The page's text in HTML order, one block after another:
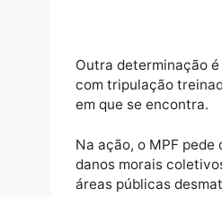
Ibama em
da Força
combate às
Brasileiro.
Outra